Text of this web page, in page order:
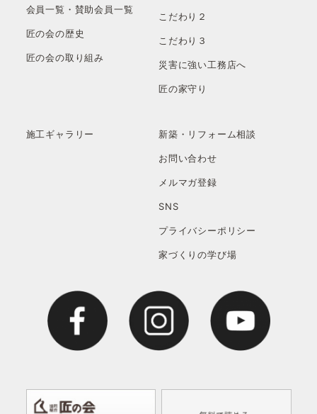
会員一覧・賛助会員一覧
匠の会の歴史
匠の会の取り組み
こだわり２
こだわり３
災害に強い工務店へ
匠の家守り
施工ギャラリー 新築・リフォーム相談
お問い合わせ
メルマガ登録
SNS
プライバシーポリシー
家づくりの学び場